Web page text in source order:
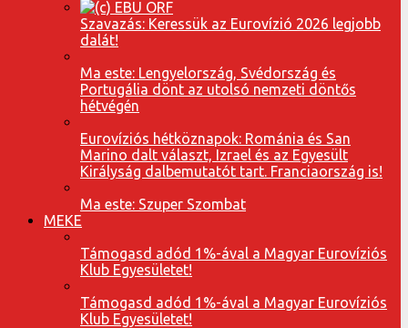
Szavazás: Keressük az Eurovízió 2026 legjobb
dalát!
Ma este: Lengyelország, Svédország és
Portugália dönt az utolsó nemzeti döntős
hétvégén
Eurovíziós hétköznapok: Románia és San
Marino dalt választ, Izrael és az Egyesült
Királyság dalbemutatót tart. Franciaország is!
Ma este: Szuper Szombat
MEKE
Támogasd adód 1%-ával a Magyar Eurovíziós
Klub Egyesületet!
Támogasd adód 1%-ával a Magyar Eurovíziós
Klub Egyesületet!